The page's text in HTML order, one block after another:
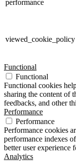
performance
viewed_cookie_policy
Functional
Functional
Functional cookies
sharing the content of
feedbacks, and other
Performance
Performance
Performance cookies
performance indexes
better user experience
Analytics